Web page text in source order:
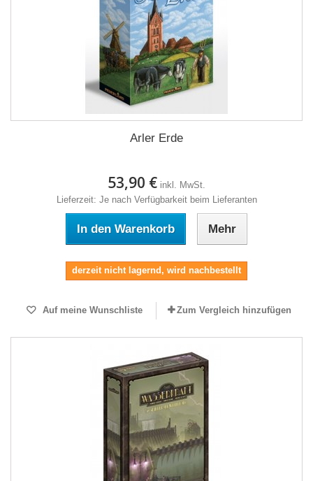
Arler Erde
53,90 € inkl. MwSt.
Lieferzeit: Je nach Verfügbarkeit beim Lieferanten
In den Warenkorb Mehr
derzeit nicht lagernd, wird nachbestellt
Auf meine Wunschliste Zum Vergleich hinzufügen